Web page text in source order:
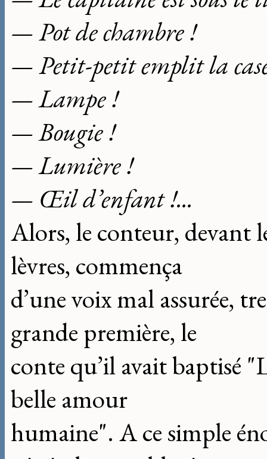
— Pot de chambre !
— Petit-petit emplit la
— Lampe !
— Bougie !
— Lumière !
— Œil d’enfant !...
Alors, le conteur, devant
lèvres, commença
d’une voix mal assurée,
grande première, le
conte qu’il avait baptisé
belle amour
humaine". A ce simple